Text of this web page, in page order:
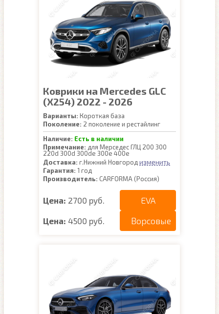
Коврики на Mercedes GLC
(X254) 2022 - 2026
Варианты: Короткая база
Поколение: 2 поколение и рестайлинг
Наличие: Есть в наличии
Примечание: для Мерседес ГЛЦ 200 300
220d 300d 300de 300e 400e
Доставка: г.Нижний Новгород изменить
Гарантия: 1 год
Производитель: CARFORMA (Россия)
Цена: 2700 руб. EVA
Цена: 4500 руб. Ворсовые